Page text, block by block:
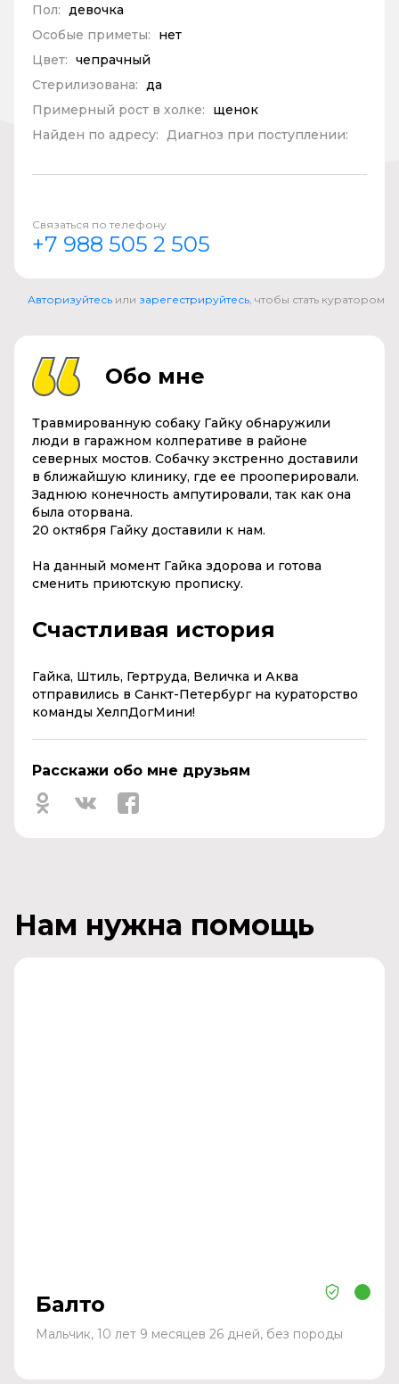
Пол: девочка
Особые приметы:
нет
Цвет: чепрачный
Стерилизована: да
Примерный рост в холке:
щенок
Найден по адресу: Диагноз при поступлении:
Связаться по телефону
+7 988 505 2 505
Авторизуйтесь или зарегестрируйтесь , чтобы стать куратором
Обо мне
Травмированную собаку Гайку обнаружили
люди в гаражном колперативе в районе
северных мостов. Собачку экстренно доставили
в ближайшую клинику, где ее прооперировали.
Заднюю конечность ампутировали, так как она
была оторвана.
20 октября Гайку доставили к нам.
На данный момент Гайка здорова и готова
сменить приютскую прописку.
Счастливая история
Гайка, Штиль, Гертруда, Величка и Аква
отправились в Санкт-Петербург на кураторство
команды ХелпДогМини!
Расскажи обо мне друзьям
Нам нужна помощь
Балто
Мальчик, 10 лет 9 месяцев 26 дней, без породы